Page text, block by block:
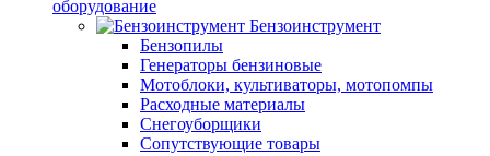
оборудование
Бензоинструмент
Бензопилы
Генераторы бензиновые
Мотоблоки, культиваторы, мотопомпы
Расходные материалы
Снегоуборщики
Сопутствующие товары